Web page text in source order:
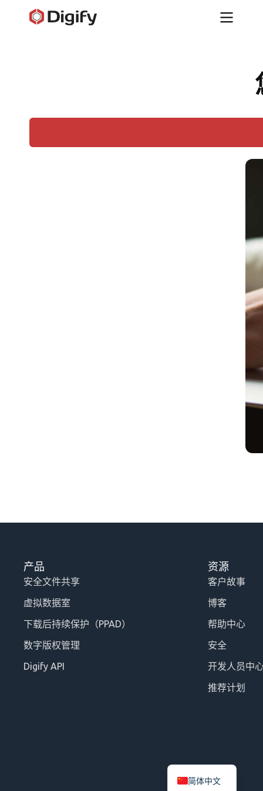
产品
安全文件共享
虚拟数据室
下载后持续保护（PPAD）
数字版权管理
Digify API
资源
客户故事
博客
帮助中心
安全
开发人员中
推荐计划
简体中文